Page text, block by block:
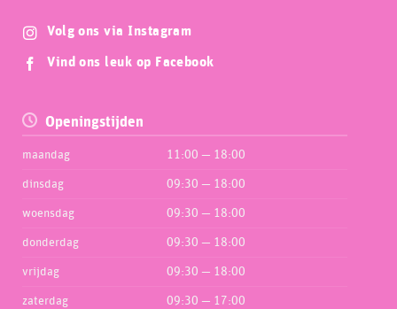
Volg ons via Instagram
Vind ons leuk op Facebook
Openingstijden
maandag 11:00 — 18:00
dinsdag 09:30 — 18:00
woensdag 09:30 — 18:00
donderdag 09:30 — 18:00
vrijdag 09:30 — 18:00
zaterdag 09:30 — 17:00